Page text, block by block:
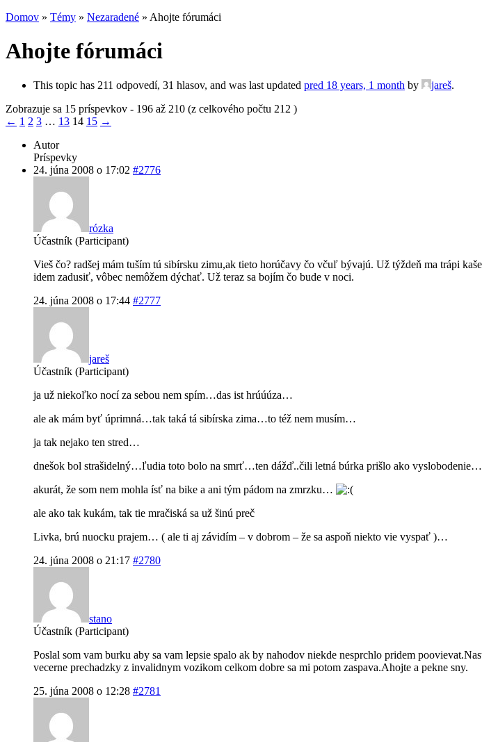
Domov » Témy » Nezaradené » Ahojte fórumáci
Ahojte fórumáci
This topic has 211 odpovedí, 31 hlasov, and was last updated pred 18 years, 1 month by jareš.
Zobrazuje sa 15 príspevkov - 196 až 210 (z celkového počtu 212 )
← 1 2 3 … 13 14 15 →
Autor
Príspevky
24. júna 2008 o 17:02 #2776
rózka
Účastník (Participant)
Vieš čo? radšej mám tuším tú sibírsku zimu,ak tieto horúčavy čo včuľ bývajú. Už týždeň ma trápi
idem zadusiť, vôbec nemôžem dýchať. Už teraz sa bojím čo bude v noci.
24. júna 2008 o 17:44 #2777
jareš
Účastník (Participant)
ja už niekoľko nocí za sebou nem spím…das ist hrúúúza…
ale ak mám byť úprimná…tak taká tá sibírska zima…to též nem musím…
ja tak nejako ten stred…
dnešok bol strašidelný…ľudia toto bolo na smrť…ten dážď..čili letná búrka prišlo ako vyslobodenie…
akurát, že som nem mohla ísť na bike a ani tým pádom na zmrzku…
ale ako tak kukám, tak tie mračiská sa už šinú preč
Livka, brú nuocku prajem… ( ale ti aj závidím – v dobrom – že sa aspoň niekto vie vyspať )…
24. júna 2008 o 21:17 #2780
stano
Účastník (Participant)
Poslal som vam burku aby sa vam lepsie spalo ak by nahodov niekde nesprchlo pridem
vecerne prechadzky z invalidnym vozikom celkom dobre sa mi potom zaspava.Ahojte a pekne sny.
25. júna 2008 o 12:28 #2781